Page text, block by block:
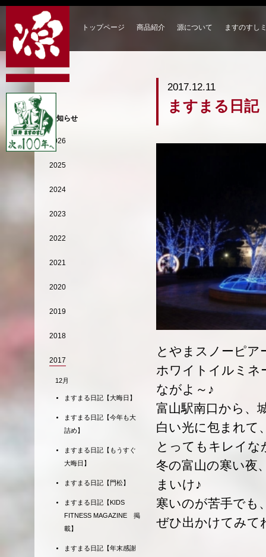
トップページ 商品紹介 源について ますのすし
2017.12.11
ますまる日記
とやまスノーピア
ホワイトイルミネ
ながよ～♪
富山駅南口から、
白い光に包まれて
とってもキレイな
冬の富山の寒い夜
まいけ♪
寒いのが苦手でも
ぜひ出かけてみて
お知らせ
2026
2025
2024
2023
2022
2021
2020
2019
2018
2017
12月
ますまる日記【大晦日】
ますまる日記【今年も大
詰め】
ますまる日記【もうすぐ
大晦日】
ますまる日記【門松】
ますまる日記【KIDS
FITNESS MAGAZINE 掲
載】
ますまる日記【年末感謝